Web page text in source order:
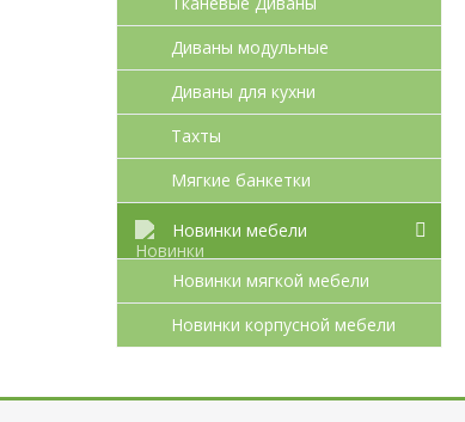
Диваны модульные
Диваны для кухни
Тахты
Мягкие банкетки
Новинки мебели
Новинки мягкой мебели
Новинки корпусной мебели